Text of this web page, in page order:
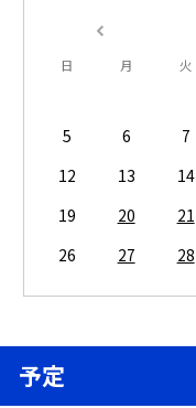
日 月 火
5
6 7
12
13 14
19
20 21
26
27 28
予定